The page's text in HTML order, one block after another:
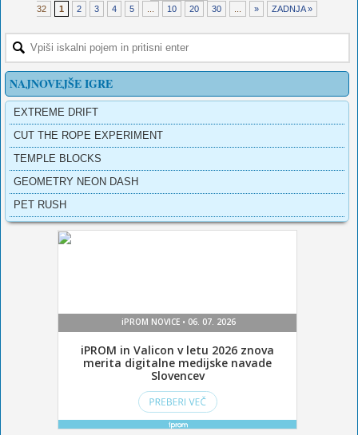
32
1 2 3 4 5 10 20 30 » ZADNJA »
NAJNOVEJŠE IGRE
EXTREME DRIFT
CUT THE ROPE EXPERIMENT
TEMPLE BLOCKS
GEOMETRY NEON DASH
PET RUSH